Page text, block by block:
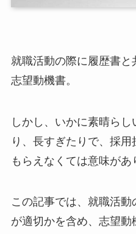
就職活動の際に履歴書
志望動機書。
しかし、いかに素晴ら
り、長すぎたりで、採
もらえなくては意味があ
この記事では、就職活
が適切かを含め、志望